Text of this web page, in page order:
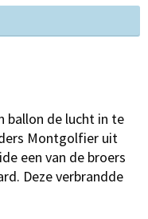
ballon de lucht in te
Montgolfier uit
een van de broers
Deze verbrandde